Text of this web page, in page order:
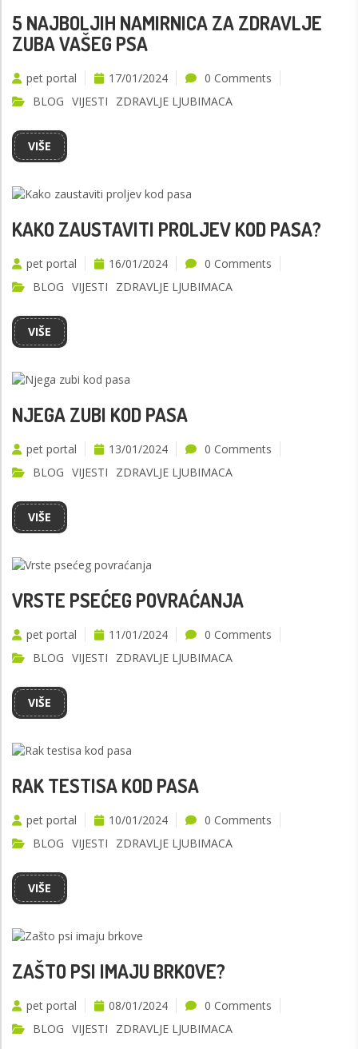
5 NAJBOLJIH NAMIRNICA ZA ZDRAVLJE
ZUBA VAŠEG PSA
pet portal 17/01/2024
0 Comments
BLOG VIJESTI ZDRAVLJE LJUBIMACA
VIŠE
KAKO ZAUSTAVITI PROLJEV KOD PASA?
pet portal 16/01/2024
0 Comments
BLOG VIJESTI ZDRAVLJE LJUBIMACA
VIŠE
NJEGA ZUBI KOD PASA
pet portal 13/01/2024
0 Comments
BLOG VIJESTI ZDRAVLJE LJUBIMACA
VIŠE
VRSTE PSEĆEG POVRAĆANJA
pet portal 11/01/2024
0 Comments
BLOG VIJESTI ZDRAVLJE LJUBIMACA
VIŠE
RAK TESTISA KOD PASA
pet portal 10/01/2024
0 Comments
BLOG VIJESTI ZDRAVLJE LJUBIMACA
VIŠE
ZAŠTO PSI IMAJU BRKOVE?
pet portal 08/01/2024
0 Comments
BLOG VIJESTI ZDRAVLJE LJUBIMACA